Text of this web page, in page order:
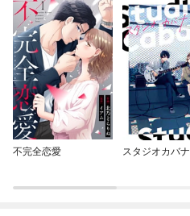
不完全恋愛 スタジオカバナ